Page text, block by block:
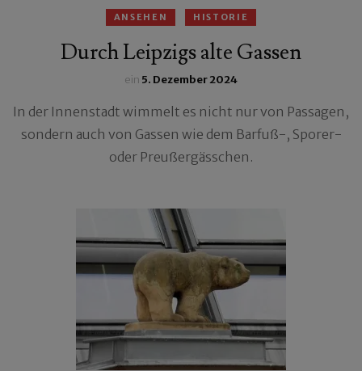
ANSEHEN HISTORIE
Durch Leipzigs alte Gassen
ein 5. Dezember 2024
In der Innenstadt wimmelt es nicht nur von Passagen,
sondern auch von Gassen wie dem Barfuß-, Sporer-
oder Preußergässchen.